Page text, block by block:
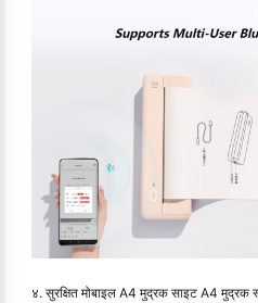
४. सुरक्षित मोबाइल A4 मुद्रक साइट A4 मुद्रक